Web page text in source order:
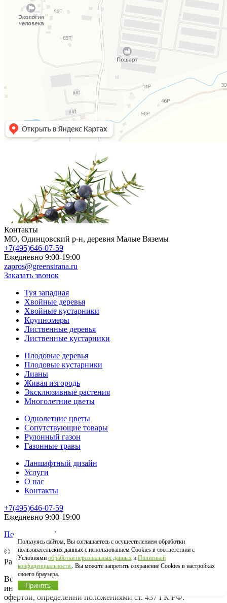
Контакты
МO, Одинцовский р-н, деревня Малые Вяземы
+7(495)646-07-59
Ежедневно 9:00-19:00
zapros@greenstrana.ru
Заказать звонок
Туя западная
Хвойные деревья
Хвойные кустарники
Крупномеры
Лиственные деревья
Лиственные кустарники
Плодовые деревья
Плодовые кустарники
Лианы
Живая изгородь
Эксклюзивные растения
Многолетние цветы
Однолетние цветы
Сопутствующие товары
Рулонный газон
Газонные травы
Ланшафтный дизайн
Услуги
О нас
Контакты
+7(495)646-07-59
Ежедневно 9:00-19:00
Политика конфиденциальности
© Гринстрана.ру 2026
Разработка сайта:
Вся информация, представленная на сайте, носит
информационный характер и ни в коем случае не является
офертой, определеннй положениями ст. 437 ГК РФ.
Пользуясь сайтом, Вы соглашаетесь с осуществлением обработки
пользовательских данных с использованием Cookies в соответствии с
Условиями обработки персональных данных и Политикой
конфиденциальности.. Вы можете запретить сохранение Cookies в настройках
своего браузера.
Принять